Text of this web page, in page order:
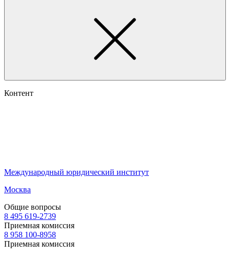
Контент
Международный юридический институт
Москва
Общие вопросы
8 495 619-2739
Приемная комиссия
8 958 100-8958
Приемная комиссия